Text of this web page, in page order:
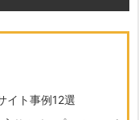
イト事例12選